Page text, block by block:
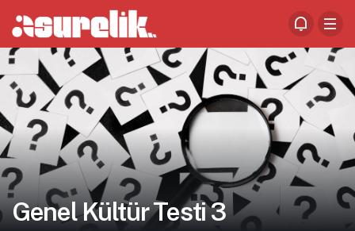
Genel Kültür Testi 3